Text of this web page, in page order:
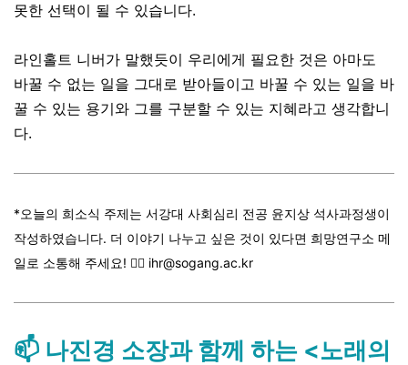
못한 선택이 될 수 있습니다.
라인홀트 니버가 말했듯이 우리에게 필요한 것은 아마도
바꿀 수 없는 일을 그대로 받아들이고 바꿀 수 있는 일을 바
꿀 수 있는 용기와 그를 구분할 수 있는 지혜라고 생각합니
다.
*오늘의 희소식 주제는 서강대 사회심리 전공 윤지상 석사과정생이
작성하였습니다. 더 이야기 나누고 싶은 것이 있다면 희망연구소 메
일로 소통해 주세요! 👉🏼 ihr@sogang.ac.kr
📫 나진경 소장과 함께 하는 <노래의